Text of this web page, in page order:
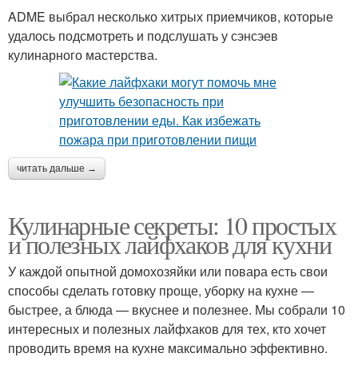
ADME выбрал несколько хитрых приемчиков, которые
удалось подсмотреть и подслушать у сэнсэев
кулинарного мастерства.
читать дальше →
Кулинарные секреты: 10 простых
и полезных лайфхаков для кухни
У каждой опытной домохозяйки или повара есть свои
способы сделать готовку проще, уборку на кухне —
быстрее, а блюда — вкуснее и полезнее. Мы собрали 10
интересных и полезных лайфхаков для тех, кто хочет
проводить время на кухне максимально эффективно.